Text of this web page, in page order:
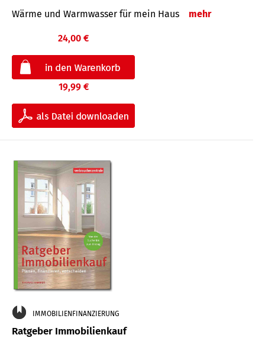
Wärme und Warmwasser für mein Haus mehr
24,00 €
19,99 €
IMMOBILIENFINANZIERUNG
Ratgeber Immobilienkauf